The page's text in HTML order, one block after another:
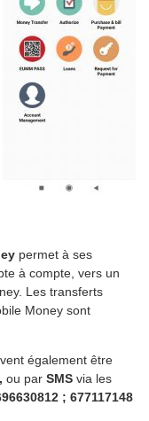
permet à ses
à compte, vers un
Les transferts
Money sont
également être
ou par SMS via les
; 677117148